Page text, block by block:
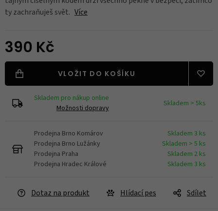
ty zachraňuješ svět. Více
390 Kč
VLOŽIT DO KOŠÍKU
Skladem pro nákup online
Možnosti dopravy
Skladem > 5ks
Prodejna Brno Komárov
Skladem 3 ks
Prodejna Brno Lužánky
Skladem > 5 ks
Prodejna Praha
Skladem 2 ks
Prodejna Hradec Králové
Skladem 3 ks
Dotaz na produkt Hlídací pes Sdílet